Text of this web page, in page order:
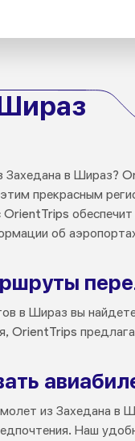
в Шираз?
прекрасным
OrientTrips
об
в Шираз вы
OrientTrips
из Захедана в
Наш